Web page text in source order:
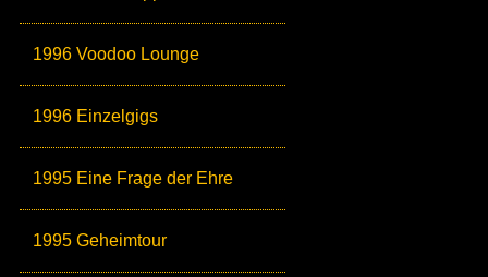
1996 Voodoo Lounge
1996 Einzelgigs
1995 Eine Frage der Ehre
1995 Geheimtour